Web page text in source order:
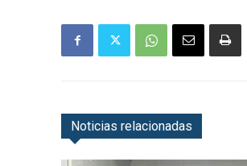
Noticias relacionadas